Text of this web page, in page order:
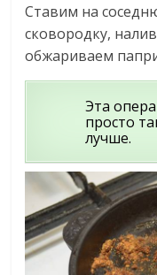
Ставим на
сковородку,
обжариваем
Эта
просто
лучше.